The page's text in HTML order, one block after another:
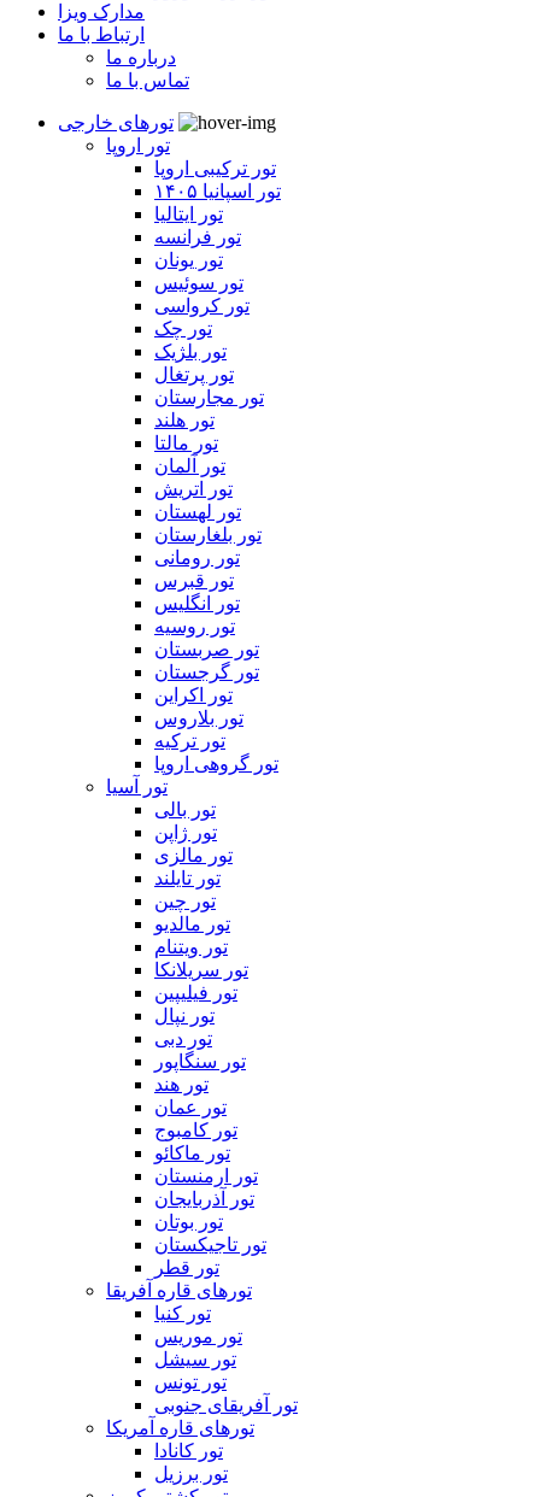
مدارک ویزا
ارتباط با ما
درباره ما
تماس با ما
تورهای خارجی
تور اروپا
تور ترکیبی اروپا
تور اسپانیا ۱۴۰۵
تور ایتالیا
تور فرانسه
تور یونان
تور سوئیس
تور کرواسی
تور چک
تور بلژیک
تور پرتغال
تور مجارستان
تور هلند
تور مالتا
تور آلمان
تور اتریش
تور لهستان
تور بلغارستان
تور رومانی
تور قبرس
تور انگلیس
تور روسیه
تور صربستان
تور گرجستان
تور اکراین
تور بلاروس
تور ترکیه
تور گروهی اروپا
تور آسیا
تور بالی
تور ژاپن
تور مالزی
تور تایلند
تور چین
تور مالدیو
تور ویتنام
تور سریلانکا
تور فیلیپین
تور نپال
تور دبی
تور سنگاپور
تور هند
تور عمان
تور کامبوج
تور ماکائو
تور ارمنستان
تور آذربایجان
تور بوتان
تور تاجیکستان
تور قطر
تورهای قاره آفریقا
تور کنیا
تور موریس
تور سیشل
تور تونس
تور آفریقای جنوبی
تورهای قاره آمریکا
تور کانادا
تور برزیل